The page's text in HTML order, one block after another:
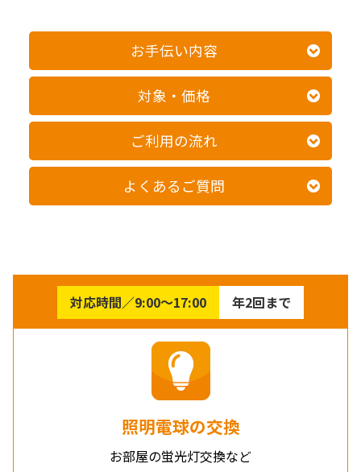
お手伝い内容
対象・価格
ご利用の流れ
よくあるご質問
対応時間／9:00〜17:00 年2回まで
照明電球の交換
お部屋の蛍光灯交換など